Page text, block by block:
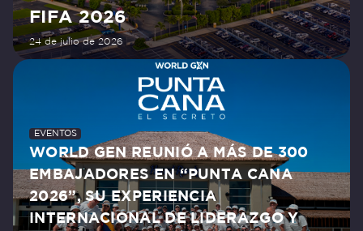
FIFA 2026
24 de julio de 2026
EVENTOS
WORLD GEN REUNIÓ A MÁS DE 300
EMBAJADORES EN “PUNTA CANA
2026”, SU EXPERIENCIA
INTERNACIONAL DE LIDERAZGO Y